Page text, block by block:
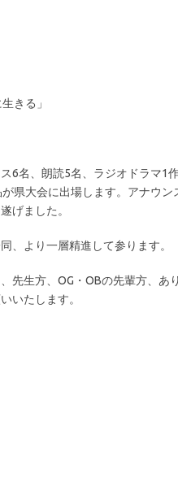
きる」
6名、朗読5名、ラジオドラマ1
県大会に出場します。アナウ
げました。
、より一層精進して参ります。
先生方、OG・OBの先輩方、
いたします。